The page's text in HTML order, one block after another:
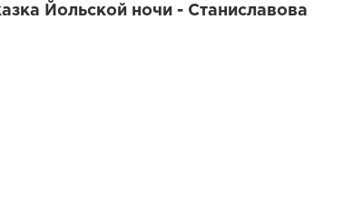
Йольской ночи - Станиславова